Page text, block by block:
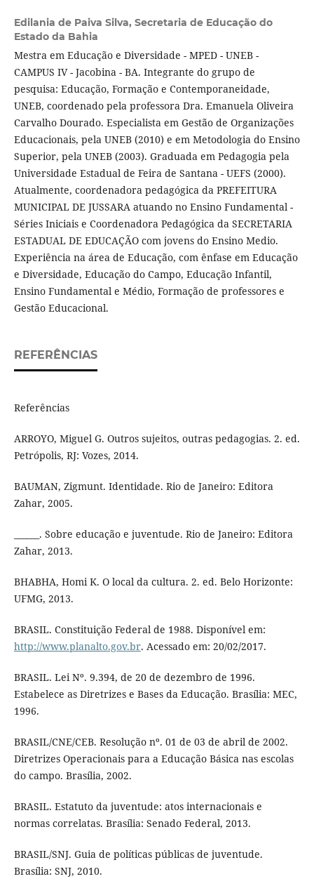
Edilania de Paiva Silva, Secretaria de Educação do
Estado da Bahia
Mestra em Educação e Diversidade - MPED - UNEB -
CAMPUS IV - Jacobina - BA. Integrante do grupo de
pesquisa: Educação, Formação e Contemporaneidade,
UNEB, coordenado pela professora Dra. Emanuela Oliveira
Carvalho Dourado. Especialista em Gestão de Organizações
Educacionais, pela UNEB (2010) e em Metodologia do Ensino
Superior, pela UNEB (2003). Graduada em Pedagogia pela
Universidade Estadual de Feira de Santana - UEFS (2000).
Atualmente, coordenadora pedagógica da PREFEITURA
MUNICIPAL DE JUSSARA atuando no Ensino Fundamental -
Séries Iniciais e Coordenadora Pedagógica da SECRETARIA
ESTADUAL DE EDUCAÇÃO com jovens do Ensino Medio.
Experiência na área de Educação, com ênfase em Educação
e Diversidade, Educação do Campo, Educação Infantil,
Ensino Fundamental e Médio, Formação de professores e
Gestão Educacional.
REFERÊNCIAS
Referências
ARROYO, Miguel G. Outros sujeitos, outras pedagogias. 2. ed.
Petrópolis, RJ: Vozes, 2014.
BAUMAN, Zigmunt. Identidade. Rio de Janeiro: Editora
Zahar, 2005.
______. Sobre educação e juventude. Rio de Janeiro: Editora
Zahar, 2013.
BHABHA, Homi K. O local da cultura. 2. ed. Belo Horizonte:
UFMG, 2013.
BRASIL. Constituição Federal de 1988. Disponível em:
http://www.planalto.gov.br. Acessado em: 20/02/2017.
BRASIL. Lei Nº. 9.394, de 20 de dezembro de 1996.
Estabelece as Diretrizes e Bases da Educação. Brasília: MEC,
1996.
BRASIL/CNE/CEB. Resolução nº. 01 de 03 de abril de 2002.
Diretrizes Operacionais para a Educação Básica nas escolas
do campo. Brasília, 2002.
BRASIL. Estatuto da juventude: atos internacionais e
normas correlatas. Brasília: Senado Federal, 2013.
BRASIL/SNJ. Guia de políticas públicas de juventude.
Brasília: SNJ, 2010.